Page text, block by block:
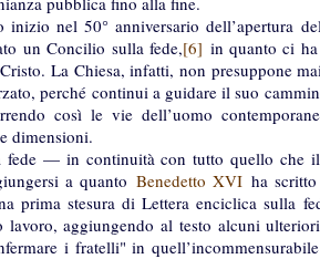
inizio nel 50° anniversario dell’apertura del
un Concilio sulla fede,[6] in quanto ci
La Chiesa, infatti, non presuppone
perché continui a guidare il suo
così le vie dell’uomo
dimensioni.
fede — in continuità con tutto quello che
a quanto Benedetto XVI ha
prima stesura di Lettera enciclica sulla
lavoro, aggiungendo al testo alcuni
i fratelli" in